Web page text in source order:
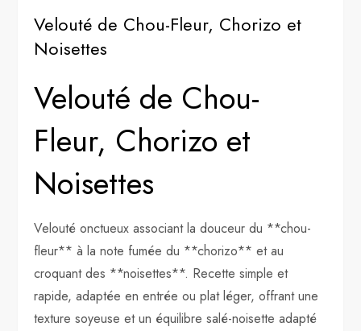
Velouté de Chou-Fleur, Chorizo et
Noisettes
Velouté de Chou-
Fleur, Chorizo et
Noisettes
Velouté onctueux associant la douceur du **chou-
fleur** à la note fumée du **chorizo** et au
croquant des **noisettes**. Recette simple et
rapide, adaptée en entrée ou plat léger, offrant une
texture soyeuse et un équilibre salé-noisette adapté